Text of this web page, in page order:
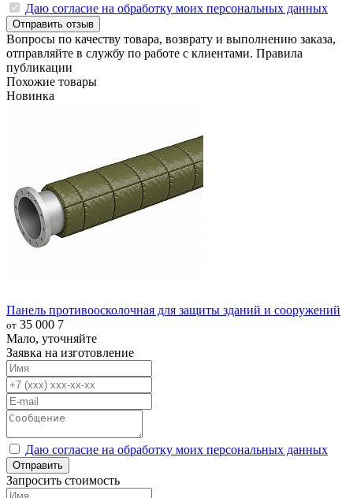
Даю согласие на обработку моих персональных данных
Отправить отзыв
Вопросы по качеству товара, возврату и выполнению заказа,
отправляйте в службу по работе с клиентами. Правила
публикации
Похожие товары
Новинка
Панель противоосколочная для защиты зданий и сооружений
от 35 000 7
Мало, уточняйте
Заявка на изготовление
Даю согласие на обработку моих персональных данных
Отправить
Запросить стоимость